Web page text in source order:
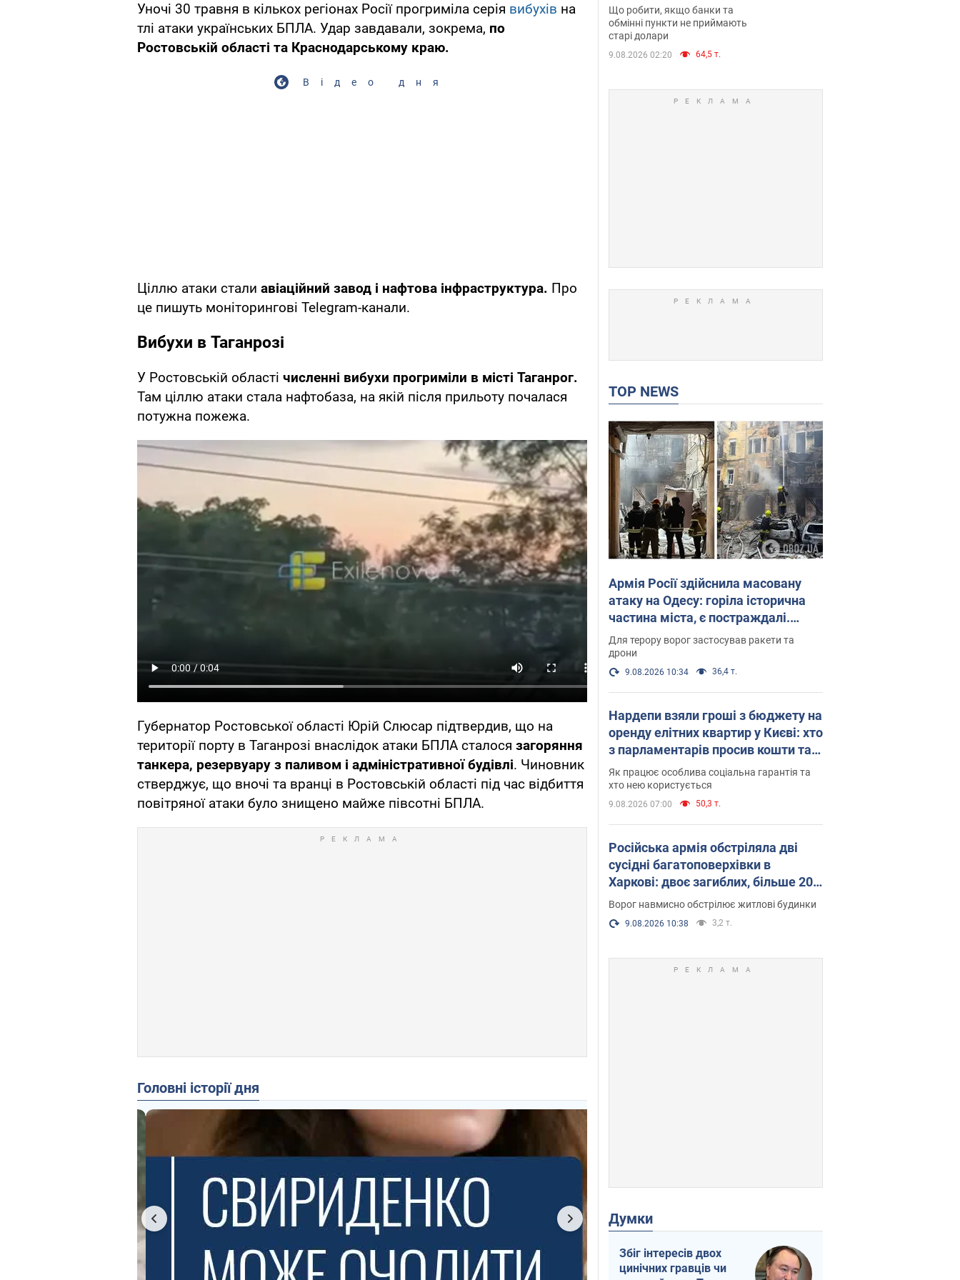
Уночі 30 травня в кількох регіонах Росії прогриміла серія вибухів на
тлі атаки українських БПЛА. Удар завдавали, зокрема, по
Ростовській області та Краснодарському краю.
Відео дня
Ціллю атаки стали авіаційний завод і нафтова інфраструктура. Про
це пишуть моніторингові Telegram-канали.
Вибухи в Таганрозі
У Ростовській області численні вибухи прогриміли в місті Таганрог.
Там ціллю атаки стала нафтобаза, на якій після прильоту почалася
потужна пожежа.
Губернатор Ростовської області Юрій Слюсар підтвердив, що на
території порту в Таганрозі внаслідок атаки БПЛА сталося загоряння
танкера, резервуару з паливом і адміністративної будівлі. Чиновник
стверджує, що вночі та вранці в Ростовській області під час відбиття
повітряної атаки було знищено майже півсотні БПЛА.
Головні історії дня
та банки такі купюри
Що робити, якщо банки та
обмінні пункти не приймають
старі долари
9.08.2026 02:20 64,5 т.
TOP NEWS
Армія Росії здійснила масовану
атаку на Одесу: горіла історична
частина міста, є постраждалі.
Фото та відео
Для терору ворог застосував ракети та
дрони
9.08.2026 10:34 36,4 т.
Нардепи взяли гроші з бюджету на
оренду елітних квартир у Києві: хто
з парламентарів просив кошти та
де поселився
Як працює особлива соціальна гарантія та
хто нею користується
9.08.2026 07:00 50,3 т.
Російська армія обстріляла дві
сусідні багатоповерхівки в
Харкові: двоє загиблих, більше 20
постраждалих
Ворог навмисно обстрілює житлові будинки
9.08.2026 10:38 3,2 т.
Думки
Збіг інтересів двох
цинічних гравців чи